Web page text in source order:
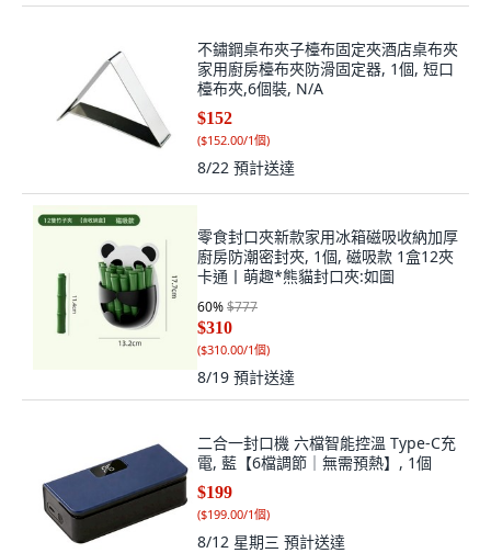
不鏽鋼桌布夾子檯布固定夾酒店桌布夾
家用廚房檯布夾防滑固定器, 1個, 短口
檯布夾,6個裝, N/A
$152
($152.00/1個)
8/22 預計送達
零食封口夾新款家用冰箱磁吸收納加厚
廚房防潮密封夾, 1個, 磁吸款 1盒12夾
卡通丨萌趣*熊貓封口夾:如圖
60%$777
$310
($310.00/1個)
8/19 預計送達
二合一封口機 六檔智能控溫 Type-C充
電, 藍【6檔調節｜無需預熱】, 1個
$199
($199.00/1個)
8/12 星期三 預計送達